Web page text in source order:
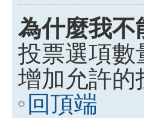
為什麼我不
投票選項數
增加允許的
回頂端